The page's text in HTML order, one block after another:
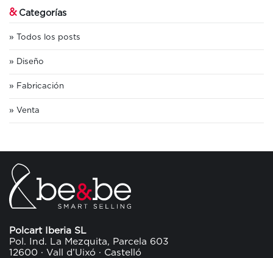
&Categorías
Todos los posts
Diseño
Fabricación
Venta
Polcart Iberia SL
Pol. Ind. La Mezquita, Parcela 603
12600 · Vall d’Uixó · Castelló